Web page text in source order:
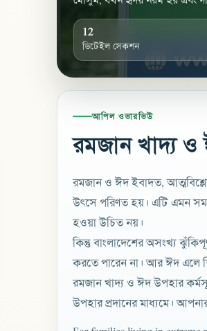
সময়, যখন কারও ইফতারের
আনন্দ থেকে বঞ্চিত
12
ডিটেইল সেকশন
আপিল ওভারভিউ
রমজান খাদ্য ও
রমজান ও ঈদ ইবাদত,
উৎসে পরিণত হয়। এটি এমন
হওয়া উচিত নয়।
কিন্তু বাংলাদেশের অসংখ্য
করতে পারেন না। আর ঈদ এলে
রমজান খাদ্য ও ঈদ উপহার
উপহার প্রদানের মাধ্যমে।